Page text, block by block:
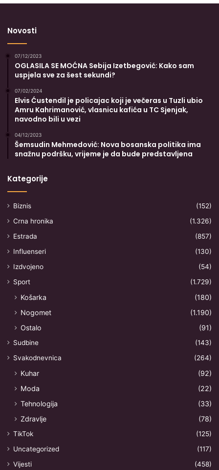
Novosti
07/12/2023
OGLASILA SE MOĆNA Sebija Izetbegović: Kako sam
uspjela sve za šest sekundi?
07/02/2024
Elvis Ćustendil je policajac koji je večeras u Tuzli ubio
Amru Kahrimanović, vlasnicu kafića u TC Sjenjak,
navodno bili u vezi
04/12/2023
Šemsudin Mehmedović: Nova bosanska politika ima
snažnu podršku, vrijeme je da bude predstavljena
Kategorije
Biznis
(152)
Crna hronika
(1.326)
Estrada
(857)
Influenseri
(130)
Izdvojeno
(54)
Sport
(1.729)
Košarka
(180)
Nogomet
(1.190)
Ostalo
(91)
Sudbine
(143)
Svakodnevnica
(264)
Kuhar
(92)
Moda
(22)
Tehnologija
(33)
Zdravlje
(78)
TikTok
(125)
Uncategorized
(117)
Vijesti
(458)